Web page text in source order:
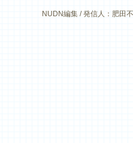
NUDN編集 / 発信人：肥田